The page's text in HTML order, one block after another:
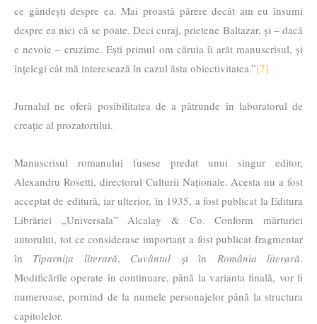
ce gândești despre ea. Mai proastă părere decât am eu însumi
despre ea nici că se poate. Deci curaj, prietene Baltazar, și – dacă
e nevoie – cruzime. Ești primul om căruia îi arăt manuscrisul, și
înțelegi cât mă interesează în cazul ăsta obiectivitatea.”[7]
Jurnalul ne oferă posibilitatea de a pătrunde în laboratorul de
creație al prozatorului.
Manuscrisul romanului fusese predat unui singur editor,
Alexandru Rosetti, directorul Culturii Naționale. Acesta nu a fost
acceptat de editură, iar ulterior, în 1935, a fost publicat la Editura
Librăriei „Universala” Alcalay & Co. Conform mărturiei
autorului, tot ce considerase important a fost publicat fragmentar
în Tiparnița literară, Cuvântul și în România literară.
Modificările operate în continuare, până la varianta finală, vor fi
numeroase, pornind de la numele personajelor până la structura
capitolelor.